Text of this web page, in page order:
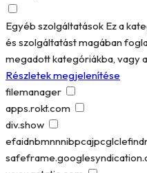
Egyéb szolgáltatások Ez a
és szolgáltatást magában
megadott kategóriákba, vagy
Részletek megjelenítése
filemanager
apps.rokt.com
div.show